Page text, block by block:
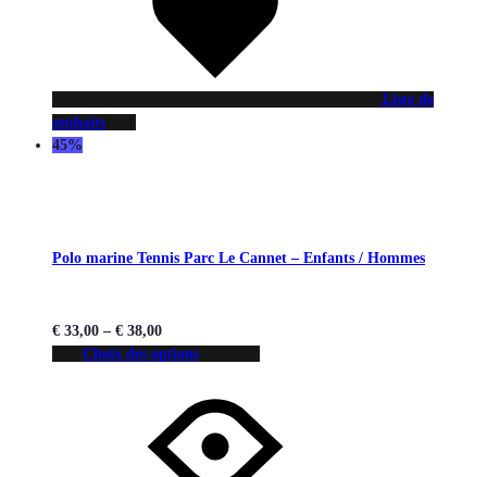
Liste de
souhaits
45%
Polo marine Tennis Parc Le Cannet – Enfants / Hommes
€ 33,00 – € 38,00
Choix des options